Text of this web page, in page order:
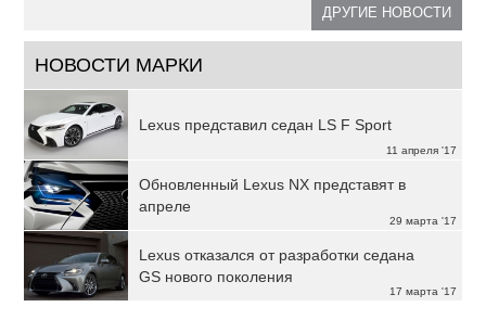
ДРУГИЕ НОВОСТИ
НОВОСТИ МАРКИ
11 апреля '17
Lexus представил седан LS F Sport
29 марта '17
Обновленный Lexus NX представят в
апреле
17 марта '17
Lexus отказался от разработки седана
GS нового поколения